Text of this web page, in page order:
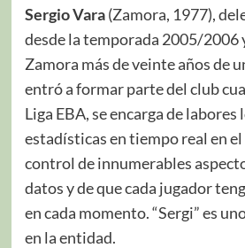
Sergio Vara(Zamora, 1977),
desde la temporada 2005/2006
Zamora más de veinte años de
entró a formar parte del club
Liga EBA, se encarga de
estadísticas en tiempo real en
control de innumerables
datos y de que cada jugador
en cada momento. “Sergi” es
en la entidad.